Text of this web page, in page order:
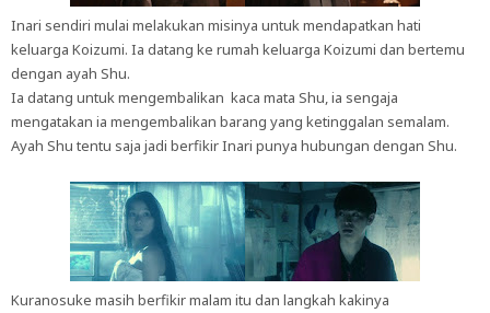
Inari sendiri mulai melakukan misinya untuk mendapatkan hati
keluarga Koizumi. Ia datang ke rumah keluarga Koizumi dan bertemu
dengan ayah Shu.
Ia datang untuk mengembalikan kaca mata Shu, ia sengaja
mengatakan ia mengembalikan barang yang ketinggalan semalam.
Ayah Shu tentu saja jadi berfikir Inari punya hubungan dengan Shu.
Kuranosuke masih berfikir malam itu dan langkah kakinya